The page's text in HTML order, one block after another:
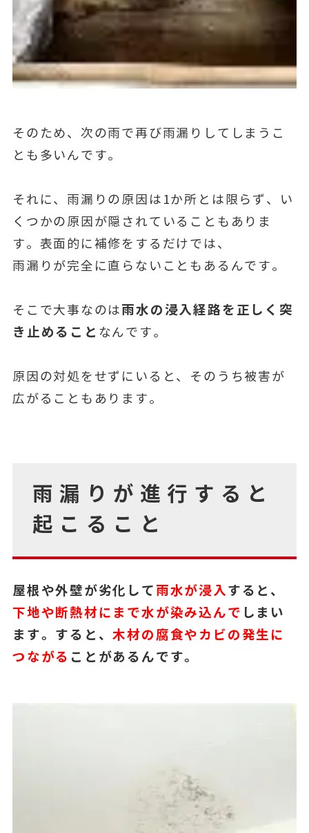
そのため、次の雨で再び雨漏りしてしまうこ
とも多いんです。
それに、雨漏りの原因は1か所とは限らず、い
くつかの原因が隠されていることもありま
す。表面的に補修をするだけでは、
雨漏りが完全に直らないこともあるんです。
そこで大事なのは雨水の浸入経路を正しく突
き止めること なんです。
原因の対処をせずにいると、そのうち被害が
広がることもあります。
雨漏りが進行すると
起こること
屋根や外壁が劣化して 雨水が浸入すると、
下地や断熱材にまで水が染み込んで しまい
ます。すると、木材の腐食やカビの発生に
つながる ことがあるんです。